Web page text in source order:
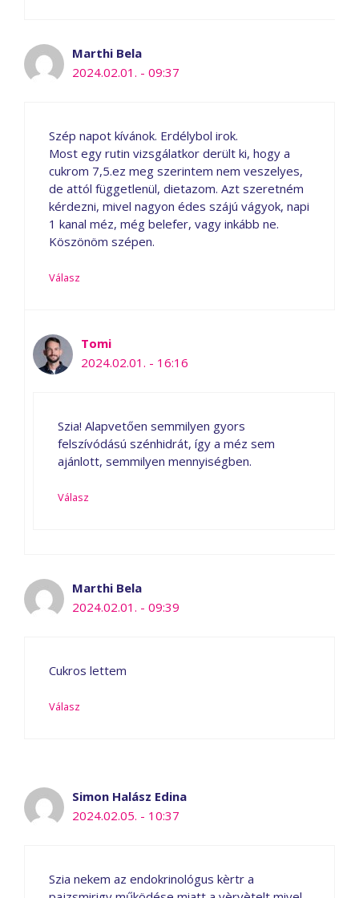
Marthi Bela
2024.02.01. - 09:37
Szép napot kívánok. Erdélybol irok.
Most egy rutin vizsgálatkor derült ki, hogy a
cukrom 7,5.ez meg szerintem nem veszelyes,
de attól függetlenül, dietazom. Azt szeretném
kérdezni, mivel nagyon édes szájú vágyok, napi
1 kanal méz, még belefer, vagy inkább ne.
Köszönöm szépen.
Válasz
Tomi
2024.02.01. - 16:16
Szia! Alapvetően semmilyen gyors
felszívódású szénhidrát, így a méz sem
ajánlott, semmilyen mennyiségben.
Válasz
Marthi Bela
2024.02.01. - 09:39
Cukros lettem
Válasz
Simon Halász Edina
2024.02.05. - 10:37
Szia nekem az endokrinológus kèrtr a